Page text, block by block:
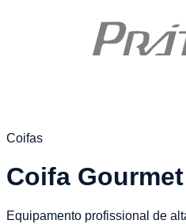
Coifas
Coifa Gourmet
Equipamento profissional de